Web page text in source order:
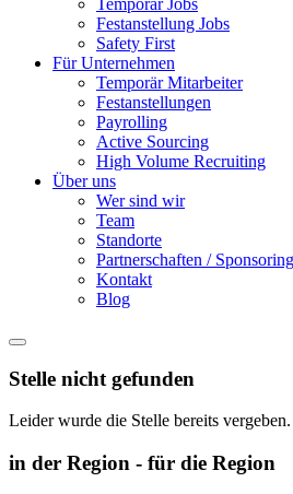
Temporär Jobs
Festanstellung Jobs
Safety First
Für Unternehmen
Temporär Mitarbeiter
Festanstellungen
Payrolling
Active Sourcing
High Volume Recruiting
Über uns
Wer sind wir
Team
Standorte
Partnerschaften / Sponsoring
Kontakt
Blog
Stelle nicht gefunden
Leider wurde die Stelle bereits
in der Region - für die Region